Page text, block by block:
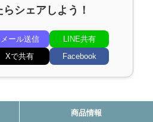
シェアしよう！
メール送信
LINE共有
Xで共有 Facebook
商品情報